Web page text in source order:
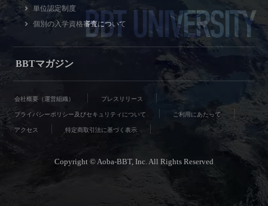
単位認定制度
個別の入学資格審査について
BBTマガジン
BBT UNIVERSITY
会社概要（運営組織） プレスリリース
プライバシーポリシー及びセキュリティについて ご利用にあたって
アクセス 特定商取引法に基づく表示
Copyright © Aoba-BBT, Inc. All Rights Reserved